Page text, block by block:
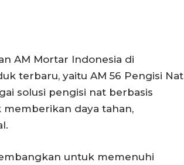
AM Mortar Indonesia di
terbaru, yaitu AM 56 Pengisi Nat
solusi pengisi nat berbasis
daya tahan,
untuk memenuhi